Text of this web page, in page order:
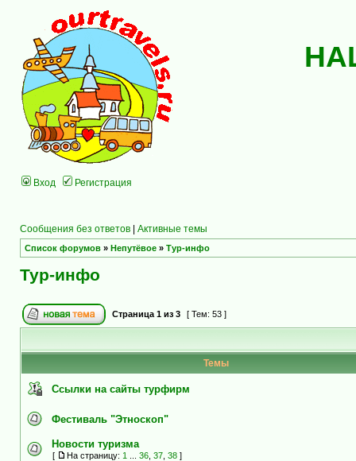
Вход Регистрация
Сообщения без ответов | Активные темы
Список форумов » Непутёвое » Тур-инфо
Тур-инфо
Страница 1 из 3 [ Тем: 53 ]
Темы
Ссылки на сайты турфирм
Фестиваль "Этноскоп"
Новости туризма
[ На страницу: 1 36 37 38 ]